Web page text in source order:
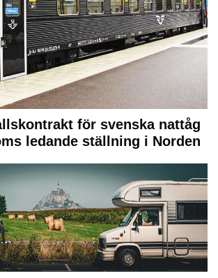
för svenska nattåg
ledande ställning i Norden